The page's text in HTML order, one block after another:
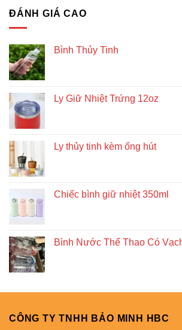
ĐÁNH GIÁ CAO
Bình Thủy Tinh
Ly Giữ Nhiệt Trứng 12oz
Ly thủy tinh kèm ống hút
Chiếc bình giữ nhiệt 350ml
Bình Nước Thể Thao Có
CÔNG TY TNHH BẢO MINH HBC